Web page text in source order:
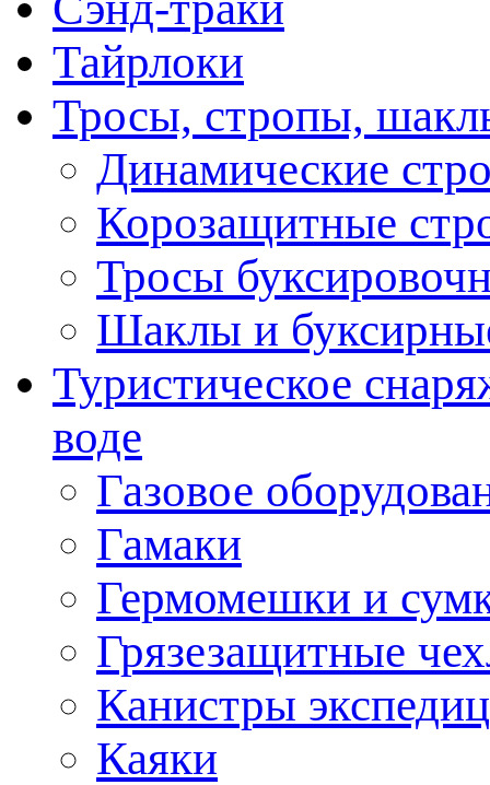
Тайрлоки
Тросы, стропы,
Динамические
Корозащитные
Тросы
Шаклы и
Туристическое
воде
Газовое
Гамаки
Гермомешки и
Грязезащитные
Канистры
Каяки